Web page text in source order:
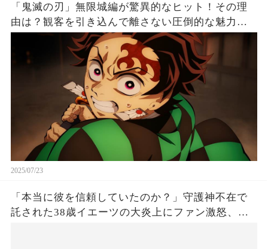
「鬼滅の刃」無限城編が驚異的なヒット！その理
由は？観客を引き込んで離さない圧倒的な魅力と
2025/07/23
「本当に彼を信頼していたのか？」守護神不在で
託された38歳イエーツの大炎上にファン激怒、ド